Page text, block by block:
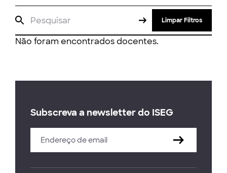
Limpar Filtros
Não foram encontrados docentes.
Subscreva a newsletter do ISEG